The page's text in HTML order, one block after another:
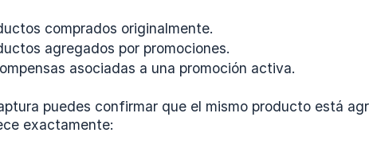
comprados originalmente.
agregados por promociones.
asociadas a una promoción activa.
puedes confirmar que el mismo producto está
exactamente: